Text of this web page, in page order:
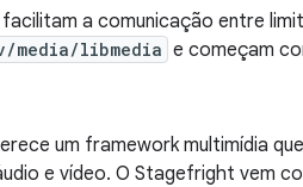
a comunicação entre
media/libmedia e começam
um framework multimídia
e vídeo. O Stagefright vem